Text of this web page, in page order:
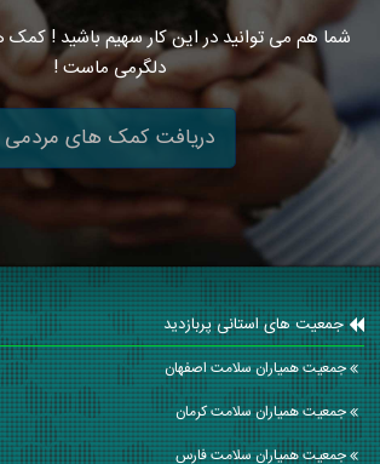
شما هم می توانید در این کار سهیم باشید ! کمک
دلگرمی ماست !
دریافت کمک های مردمی
جمعیت های استانی پربازدید
جمعیت همیاران سلامت اصفهان
جمعیت همیاران سلامت كرمان
جمعیت همیاران سلامت فارس